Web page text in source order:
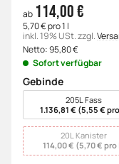
ab 114,00 €
5,70 € pro 1 l
inkl. 19% USt.zzgl.
Netto:95,80€
Sofort verfügbar
Gebinde
wählen 205L Fass
1.136,81 € (5,55 €
20L Kanister
114,00 € (5,70 € pro